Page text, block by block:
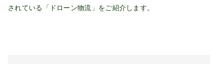
されている「ドローン物流」をご紹介します。